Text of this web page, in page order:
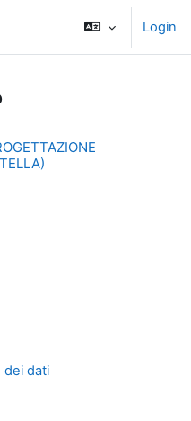
Login
dei dati